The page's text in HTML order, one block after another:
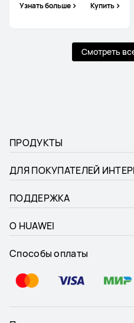
Узнать больше Купить
Смотреть
ПРОДУКТЫ
ДЛЯ ПОКУПАТЕЛЕЙ
ПОДДЕРЖКА
О HUAWEI
Способы оплаты